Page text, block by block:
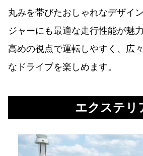
丸みを帯びたおしゃれなデザイ
ジャーにも最適な走行性能が魅力
高めの視点で運転しやすく、広
なドライブを楽しめます。
エクステリ